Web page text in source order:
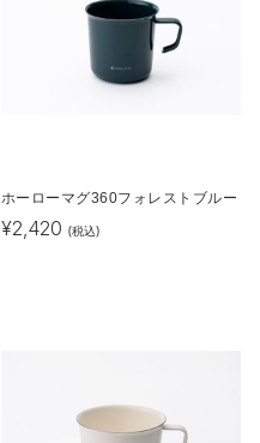
ホーローマグ360フォレストブルー
¥2,420 (税込)